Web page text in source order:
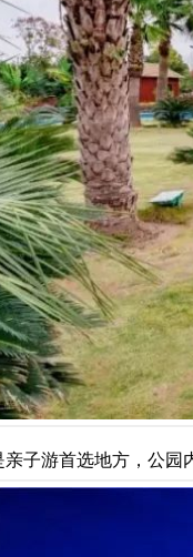
亲子游首选地方，公园